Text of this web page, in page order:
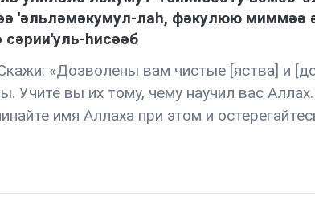
'əльлəмəкумул-лаh, фəкулюю миммəə
сəрии'уль-hисəəб
«Дозволены вам чистые [яства] и
Учите вы их тому, чему научил вас
имя Аллаха при этом и